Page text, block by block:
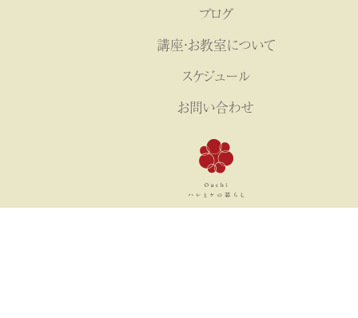
ブログ
講座・お教室について
スケジュール
お問い合わせ